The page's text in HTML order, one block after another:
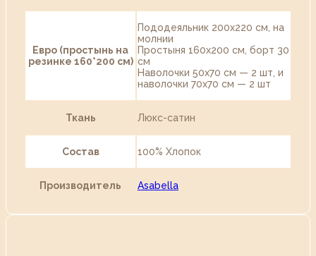
Евро (простынь на
резинке 160*200 см)
Пододеяльник 200х220 см, на
молнии
Простыня 160х200 см, борт 30
см
Наволочки 50х70 см — 2 шт, и
наволочки 70х70 см — 2 шт
Ткань Люкс-сатин
Состав 100% Хлопок
Производитель Asabella